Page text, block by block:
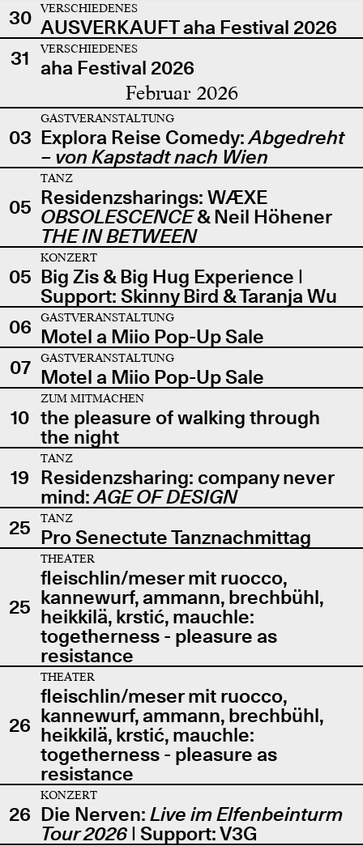
30
VERSCHIEDENES
AUSVERKAUFT aha Festival 2026
31
VERSCHIEDENES
aha Festival 2026
Februar 2026
03
GASTVERANSTALTUNG
Explora Reise Comedy:Abgedreht
– von Kapstadt nach Wien
05
TANZ
Residenzsharings: WÆXE
OBSOLESCENCE& Neil Höhener
THE IN BETWEEN
05
KONZERT
Big Zis & Big Hug Experience |
Support: Skinny Bird & Taranja Wu
06
GASTVERANSTALTUNG
Motel a Miio Pop-Up Sale
07
GASTVERANSTALTUNG
Motel a Miio Pop-Up Sale
10
ZUM MITMACHEN
the pleasure of walking through
the night
19
TANZ
Residenzsharing: company never
mind:AGE OF DESIGN
25
TANZ
Pro Senectute Tanznachmittag
25
THEATER
fleischlin/meser mit ruocco,
kannewurf, ammann, brechbühl,
heikkilä, krstić, mauchle:
togetherness - pleasure as
resistance
26
THEATER
fleischlin/meser mit ruocco,
kannewurf, ammann, brechbühl,
heikkilä, krstić, mauchle:
togetherness - pleasure as
resistance
26
KONZERT
Die Nerven: Live im Elfenbeinturm
Tour 2026| Support: V3G